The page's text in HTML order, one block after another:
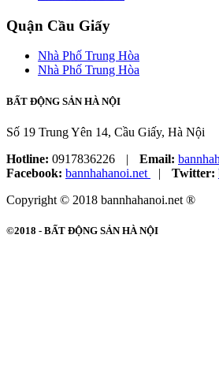
Quận Cầu Giấy
Nhà Phố Trung Hòa
Nhà Phố Trung Hòa
BẤT ĐỘNG SẢN HÀ NỘI
Số 19 Trung Yên 14, Cầu Giấy, Hà Nội
Hotline: 0917836226 | Email:
Facebook: bannhahanoi.net | Twitter:
Copyright © 2018 bannhahanoi.net ®
©2018 - BẤT ĐỘNG SẢN HÀ NỘI